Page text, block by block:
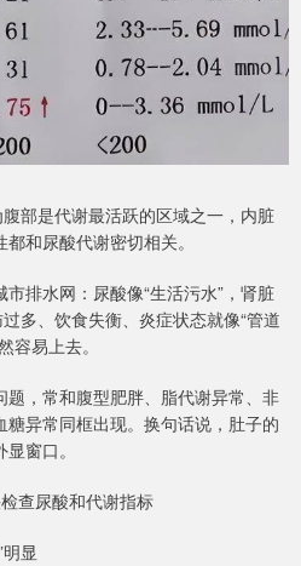
部是代谢最活跃的区域之一，内脏
和尿酸代谢密切相关。
排水网：尿酸像“生活污水”，肾脏
多、饮食失衡、炎症状态就像“管道
容易上去。
，常和腹型肥胖、脂代谢异常、非
异常同框出现。换句话说，肚子的
窗口。
查尿酸和代谢指标
显